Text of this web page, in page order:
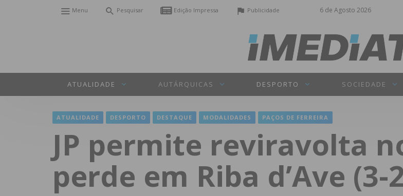
6 de Agosto 2026
Menu Pesquisar Edição Impressa Publicidade
ATUALIDADE AUTÁRQUICAS DESPORTO SOCIEDADE
ATUALIDADE DESPORTO DESTAQUE MODALIDADES PAÇOS DE FERREIRA
JP permite reviravolta
perde em Riba d’Ave (3-